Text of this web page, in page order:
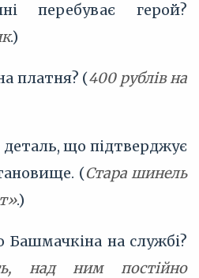
герой?
.)
платня? (400 рублів на
що підтверджує
(Стара шинель
.)
Башмачкіна на службі?
над ним постійно